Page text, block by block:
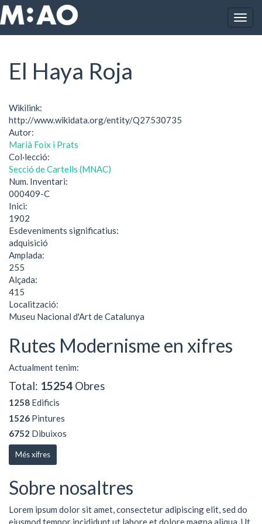
Vés al contingut
Inici El Haya Roja
El Haya Roja
Wikilink:
http://www.wikidata.org/entity/Q27530735
Autor:
Marià Foix i Prats
Col·lecció:
Secció de Cartells (MNAC)
Num. Inventari:
000409-C
Inici:
1902
Esdeveniments significatius:
adquisició
Amplada:
255
Alçada:
415
Localització:
Museu Nacional d'Art de Catalunya
Rutes Modernisme en xifres
Actualment tenim:
Total: 15254 Obres
1258 Edificis
1526 Pintures
6752 Dibuixos
Més xifres
Sobre nosaltres
Lorem ipsum dolor sit amet, consectetur adipiscing elit, sed do
eiusmod tempor incididunt ut labore et dolore magna aliqua. Ut